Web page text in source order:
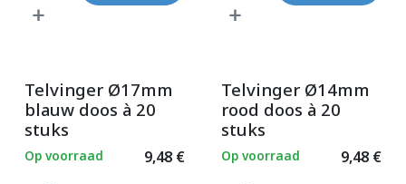
Telvinger Ø17mm
blauw doos à 20
stuks
9,48€
Op voorraad
Telvinger Ø14mm
rood doos à 20
stuks
9,48€
Op voorraad